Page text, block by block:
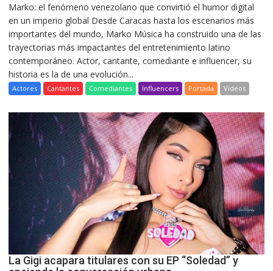
Marko: el fenómeno venezolano que convirtió el humor digital
en un imperio global Desde Caracas hasta los escenarios más
importantes del mundo, Marko Música ha construido una de las
trayectorias más impactantes del entretenimiento latino
contemporáneo. Actor, cantante, comediante e influencer, su
historia es la de una evolución...
Actores Cantantes Comediantes Influencers Portada Videos
La Gigi acapara titulares con su EP “Soledad” y